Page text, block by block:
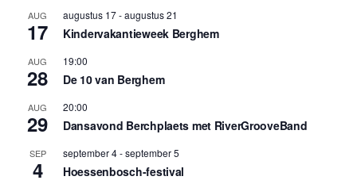
AUG
17
augustus 17-augustus 21
Kindervakantieweek Berghem
AUG
28
19:00
De 10 van Berghem
AUG
29
20:00
Dansavond Berchplaets met RiverGrooveBand
SEP
4
september 4-september 5
Hoessenbosch-festival